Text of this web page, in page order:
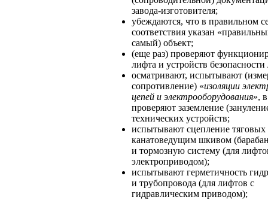
завода-изготовителя;
убеждаются, что в правильном
соответствия указан
самый) объект;
(еще раз) проверяют
лифта и устройств
осматривают, испытывают
сопротивление) «изоляции
цепей и электрооборудования»,
проверяют заземление
технических устройств;
испытывают сцепление тяговых
канатоведущим шкивом
и тормозную систему (для
электроприводом);
испытывают герметичность
и трубопровода (для лифтов с
гидравлическим приводом);